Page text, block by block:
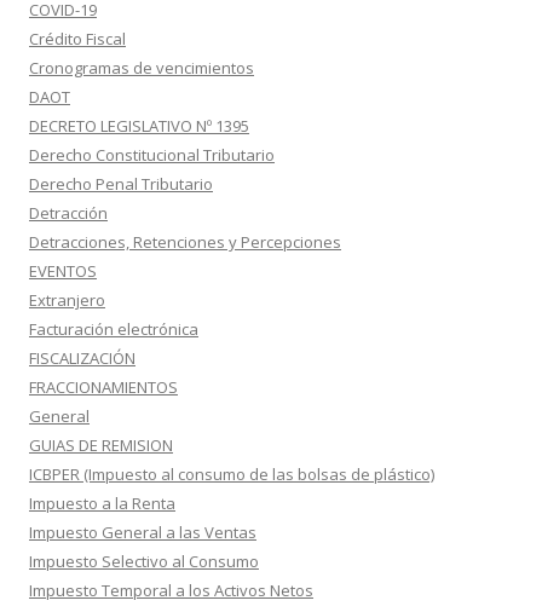
COVID-19
Crédito Fiscal
Cronogramas de vencimientos
DAOT
DECRETO LEGISLATIVO Nº 1395
Derecho Constitucional Tributario
Derecho Penal Tributario
Detracción
Detracciones, Retenciones y Percepciones
EVENTOS
Extranjero
Facturación electrónica
FISCALIZACIÓN
FRACCIONAMIENTOS
General
GUIAS DE REMISION
ICBPER (Impuesto al consumo de las bolsas de plástico)
Impuesto a la Renta
Impuesto General a las Ventas
Impuesto Selectivo al Consumo
Impuesto Temporal a los Activos Netos